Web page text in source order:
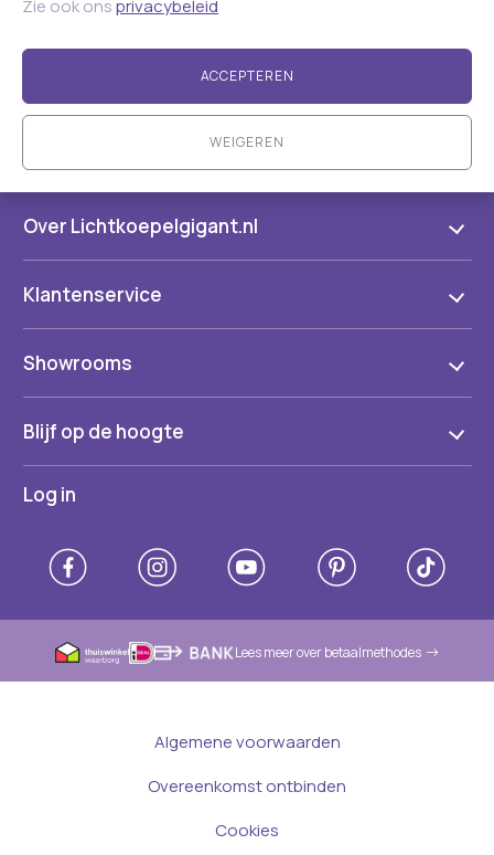
Zie ook onsprivacybeleid
ACCEPTEREN
WEIGEREN
Over Lichtkoepelgigant.nl
Klantenservice
Showrooms
Blijf op de hoogte
Log in
Lees meer over betaalmethodes
Algemene voorwaarden
Overeenkomst ontbinden
Cookies